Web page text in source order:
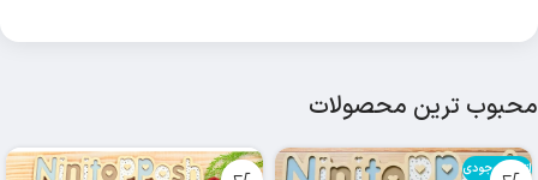
محبوب ترین محصولات
اتمام موجودی